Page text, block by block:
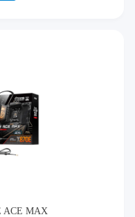
ACE MAX